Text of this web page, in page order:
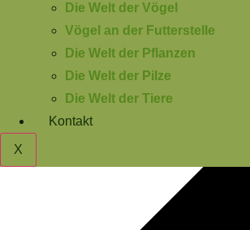
Die Welt der Vögel
Vögel an der Futterstelle
Die Welt der Pflanzen
Die Welt der Pilze
Die Welt der Tiere
Kontakt
X